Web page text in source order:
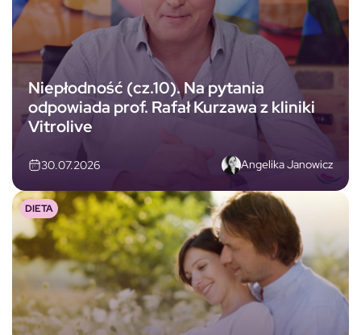
Niepłodność (cz.10). Na pytania
odpowiada prof. Rafał Kurzawa z kliniki
Vitrolive
30.07.2026 Angelika Janowicz
DIETA